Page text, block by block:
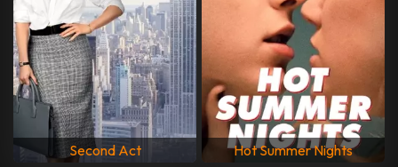
Second Act Hot Summer Nights